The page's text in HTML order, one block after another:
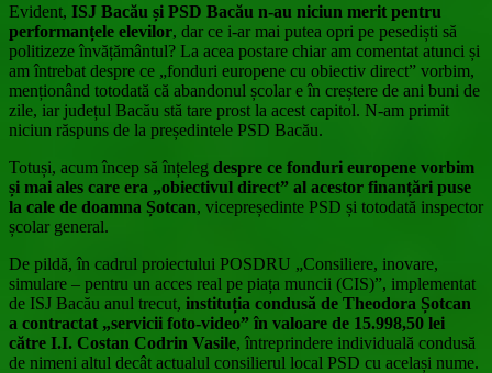
Evident, ISJ Bacău și PSD Bacău n-au niciun merit pentru
performanțele elevilor, dar ce i-ar mai putea opri pe pesediști să
politizeze învățământul? La acea postare chiar am comentat atunci și
am întrebat despre ce „fonduri europene cu obiectiv direct” vorbim,
menționând totodată că abandonul școlar e în creștere de ani buni de
zile, iar județul Bacău stă tare prost la acest capitol. N-am primit
niciun răspuns de la președintele PSD Bacău.
Totuși, acum încep să înțeleg despre ce fonduri europene vorbim
și mai ales care era „obiectivul direct” al acestor finanțări puse
la cale de doamna Șotcan, vicepreședinte PSD și totodată inspector
școlar general.
De pildă, în cadrul proiectului POSDRU „Consiliere, inovare,
simulare – pentru un acces real pe piața muncii (CIS)”, implementat
de ISJ Bacău anul trecut, instituția condusă de Theodora Șotcan
a contractat „servicii foto-video” în valoare de 15.998,50 lei
către I.I. Costan Codrin Vasile, întreprindere individuală condusă
de nimeni altul decât actualul consilierul local PSD cu același nume.